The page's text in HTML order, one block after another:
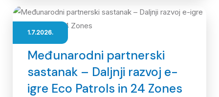
1.7.2026.
Međunarodni partnerski
sastanak – Daljnji razvoj e-
igre Eco Patrols in 24 Zones